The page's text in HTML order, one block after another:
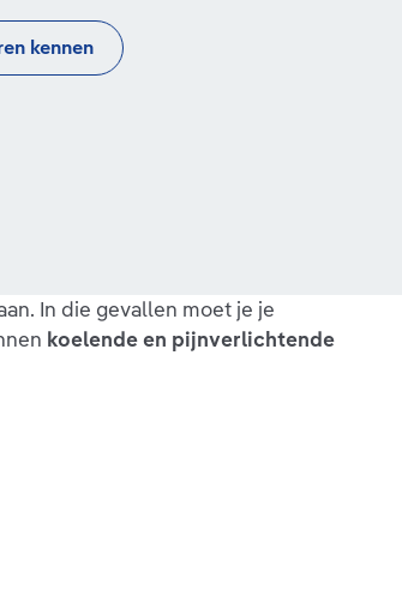
kennen
In die gevallen moet je je
koelende en pijnverlichtende